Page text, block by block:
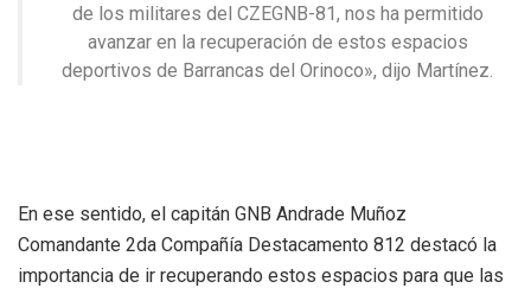
de los militares del CZEGNB-81, nos ha permitido
avanzar en la recuperación de estos espacios
deportivos de Barrancas del Orinoco», dijo Martínez.
En ese sentido, el capitán GNB Andrade Muñoz
Comandante 2da Compañía Destacamento 812 destacó la
importancia de ir recuperando estos espacios para que las